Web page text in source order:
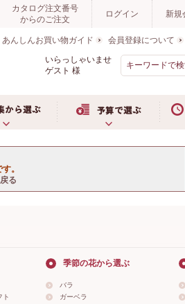
カタログ注文番号
からのご注文
ログイン 新規
あんしんお買い物ガイド 会員登録について
いらっしゃいませ
ゲスト 様
。
る
ト
季節の花から選ぶ
バラ
ガーベラ